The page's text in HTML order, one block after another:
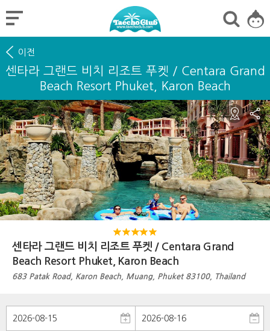
이전
센타라 그랜드 비치 리조트 푸켓 / Centara Grand
Beach Resort Phuket, Karon Beach
센타라 그랜드 비치 리조트 푸켓 / Centara Grand
Beach Resort Phuket, Karon Beach
683 Patak Road, Karon Beach, Muang, Phuket 83100, Thailand